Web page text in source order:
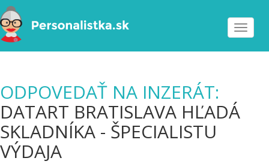
Toggle
ODPOVEDAŤ NA INZERÁT:
DATART BRATISLAVA HĽADÁ
SKLADNÍKA - ŠPECIALISTU
VÝDAJA